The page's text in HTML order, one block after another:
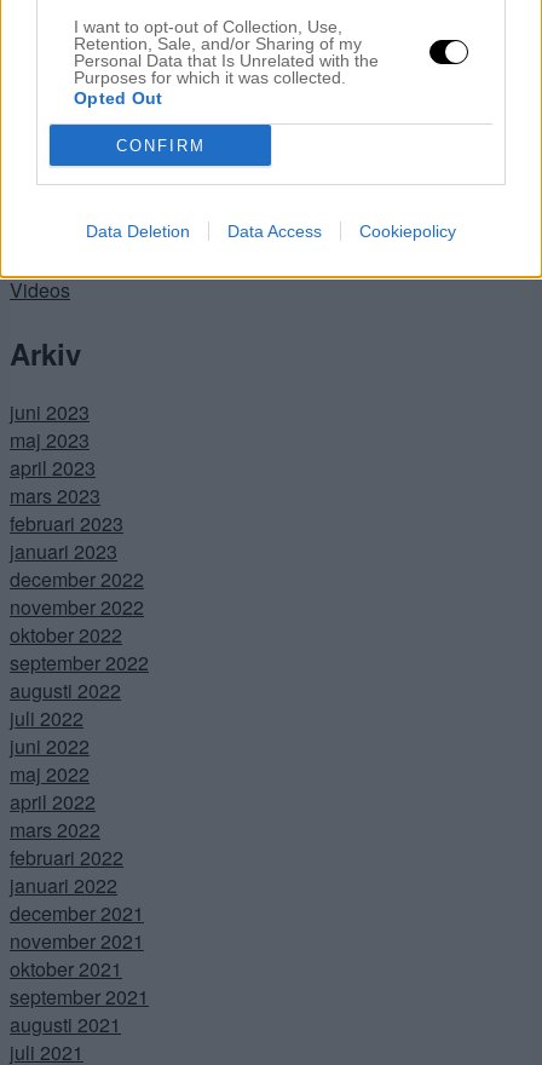
I want to opt-out of Collection, Use,
Retention, Sale, and/or Sharing of my
Personal Data that Is Unrelated with the
Purposes for which it was collected.
Opted Out
CONFIRM
Data Deletion Data Access Cookiepolicy
Sponsrad produkt
Sponsrat plagg
Stora hallen
Tävlingar
Uncategorized
Vardagsrummet
Videos
Arkiv
juni 2023
maj 2023
april 2023
mars 2023
februari 2023
januari 2023
december 2022
november 2022
oktober 2022
september 2022
augusti 2022
juli 2022
juni 2022
maj 2022
april 2022
mars 2022
februari 2022
januari 2022
december 2021
november 2021
oktober 2021
september 2021
augusti 2021
juli 2021